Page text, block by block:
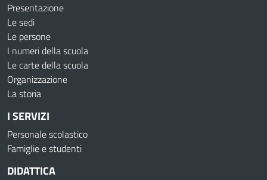
Presentazione
Le sedi
Le persone
I numeri della scuola
Le carte della scuola
Organizzazione
La storia
I SERVIZI
Personale scolastico
Famiglie e studenti
DIDATTICA